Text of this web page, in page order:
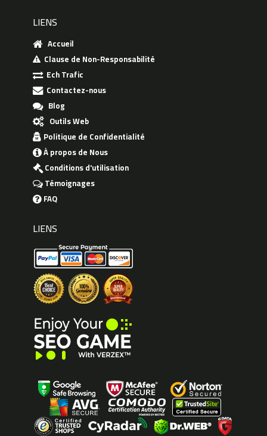
LIENS
Accueil
Clause de Non-Responsabilité
Ech Trafic
Contactez-nous
Blog
Outils Web
Politique de Confidentialité
À propos de Nous
Conditions d'utilisation
Témoignages
FAQ
LIENS